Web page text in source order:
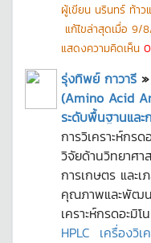
ผู้เขียน นรินทร์ ท้าว
แก้ไขล่าสุดเมื่อ 9/
แสดงความคิดเห็น 0
รุ่งทิพย์ กาวารี »
(Amino Acid
ระดับพื้นฐานและ
การวิเคราะห์กร
วิจัยด้านวิทยาศา
การเกษตร และ
คุณภาพและพัฒน
เคราะห์กรดอะมิ
HPLC เครื่องวิเ